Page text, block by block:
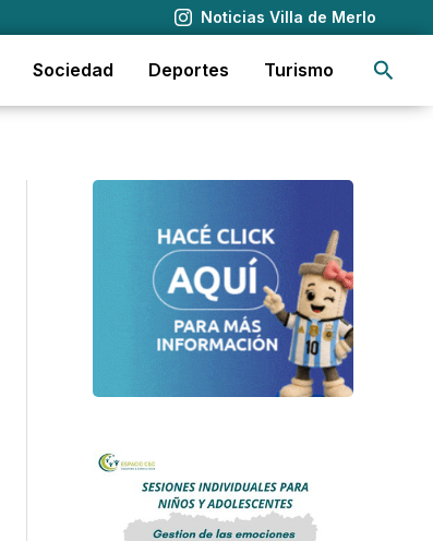
Noticias Villa de Merlo
Sociedad Deportes Turismo